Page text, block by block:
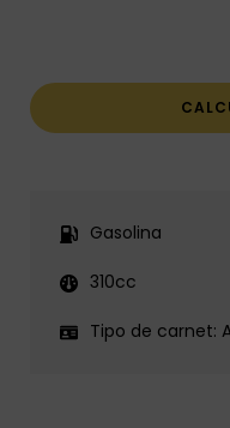
Gasolina
310cc
Tipo de carnet: